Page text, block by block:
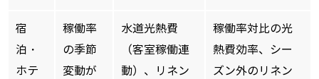
宿
泊・
ホテ
稼働率
の季節
変動が
水道光熱費
（客室稼働連
動）、リネン
稼働率対比の光
熱費効率、シー
ズン外のリネン